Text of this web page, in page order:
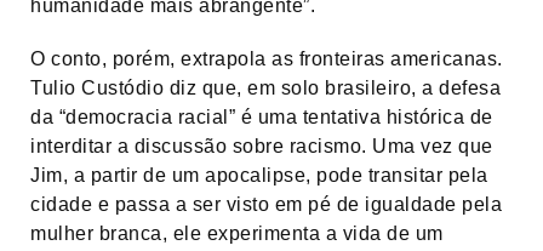
humanidade mais abrangente”.
O conto, porém, extrapola as fronteiras americanas.
Tulio Custódio diz que, em solo brasileiro, a defesa
da “democracia racial” é uma tentativa histórica de
interditar a discussão sobre racismo. Uma vez que
Jim, a partir de um apocalipse, pode transitar pela
cidade e passa a ser visto em pé de igualdade pela
mulher branca, ele experimenta a vida de um